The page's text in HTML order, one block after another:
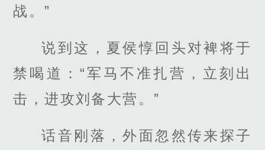
战。”
说到这，夏侯惇回头对裨将于
禁喝道：“军马不准扎营，立刻出
击，进攻刘备大营。”
话音刚落，外面忽然传来探子